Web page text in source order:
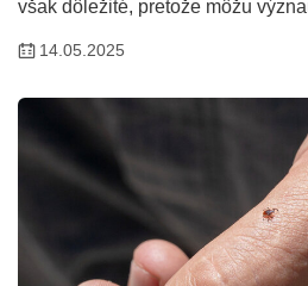
však dôležité, pretože môžu
14.05.2025